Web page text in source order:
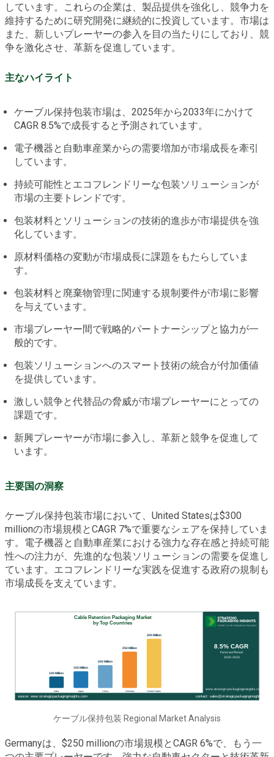
しています。これらの企業は、製品提供を強化し、競争力を
維持するために研究開発に継続的に投資しています。市場は
また、新しいプレーヤーの参入を目の当たりにしており、競
争を激化させ、革新を促進しています。
主なハイライト
ケーブル保持包装市場は、2025年から2033年にかけて
CAGR 8.5%で成長すると予測されています。
電子機器と自動車産業からの需要増加が市場成長を牽引
しています。
持続可能性とエコフレンドリーな包装ソリューションが
市場の主要トレンドです。
包装材料とソリューションの技術的進歩が市場提供を強
化しています。
原材料価格の変動が市場成長に課題をもたらしていま
す。
包装材料と廃棄物管理に関連する規制要件が市場に影響
を与えています。
市場プレーヤー間で戦略的パートナーシップと協力が一
般的です。
包装ソリューションへのスマート技術の統合が付加価値
を提供しています。
激しい競争と代替品の脅威が市場プレーヤーにとっての
課題です。
新興プレーヤーが市場に参入し、革新と競争を促進して
います。
主要国の洞察
ケーブル保持包装市場において、United Statesは$300
millionの市場規模とCAGR 7%で重要なシェアを保持していま
す。電子機器と自動車産業における強力な存在感と持続可能
性への注力が、先進的な包装ソリューションの需要を促進し
ています。エコフレンドリーな実践を促進する政府の規制も
市場成長を支えています。
ケーブル保持包装 Regional Market Analysis
Germanyは、$250 millionの市場規模とCAGR 6%で、もう一